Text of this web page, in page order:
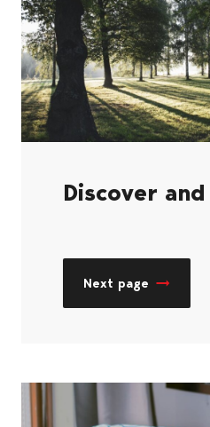
Discover
Next page